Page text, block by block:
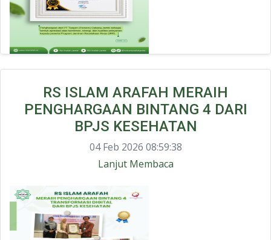
RS ISLAM ARAFAH MERAIH
PENGHARGAAN BINTANG 4 DARI
BPJS KESEHATAN
04 Feb 2026 08:59:38
Lanjut Membaca